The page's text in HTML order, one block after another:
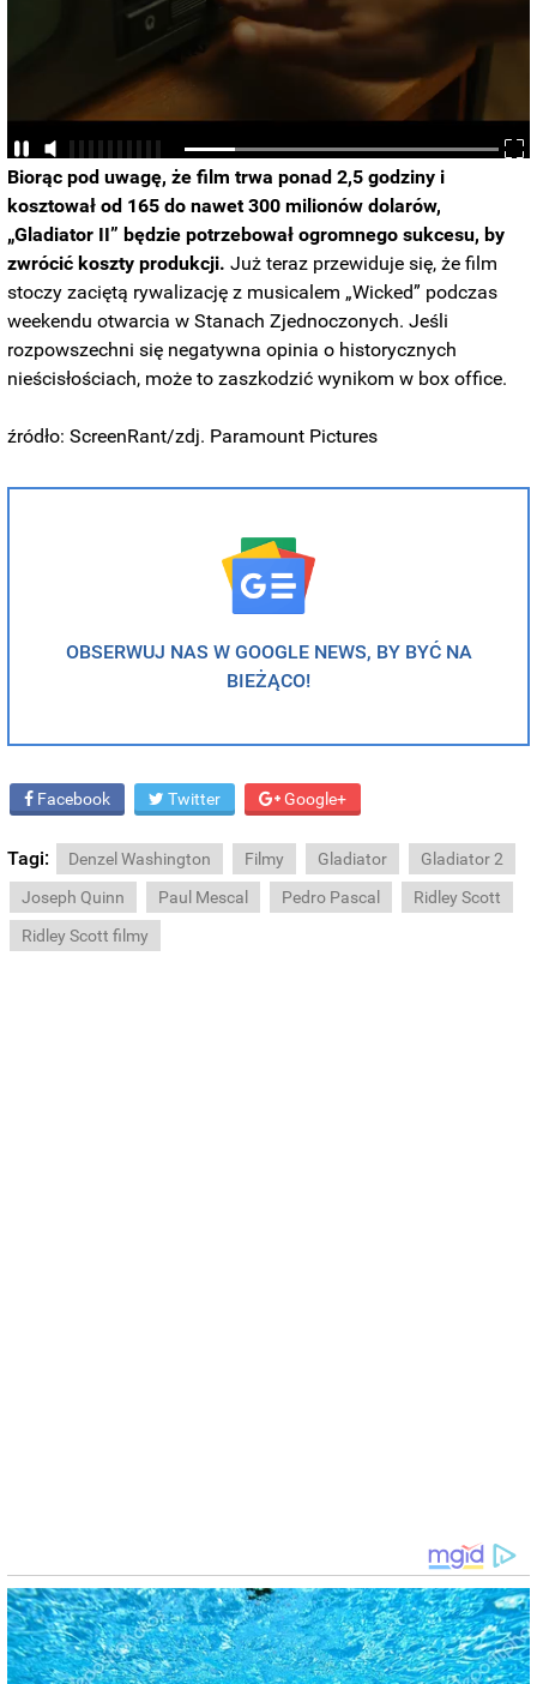
Biorąc pod uwagę, że film trwa ponad 2,5 godziny i
kosztował od 165 do nawet 300 milionów dolarów,
„Gladiator II” będzie potrzebował ogromnego sukcesu, by
zwrócić koszty produkcji. Już teraz przewiduje się, że film
stoczy zaciętą rywalizację z musicalem „Wicked” podczas
weekendu otwarcia w Stanach Zjednoczonych. Jeśli
rozpowszechni się negatywna opinia o historycznych
nieścisłościach, może to zaszkodzić wynikom w box office.
źródło: ScreenRant/zdj. Paramount Pictures
OBSERWUJ NAS W GOOGLE NEWS, BY BYĆ NA
BIEŻĄCO!
Facebook Twitter Google+
Tagi: Denzel Washington Filmy Gladiator
Gladiator 2
Joseph Quinn
Paul Mescal Pedro Pascal
Ridley Scott
Ridley Scott filmy